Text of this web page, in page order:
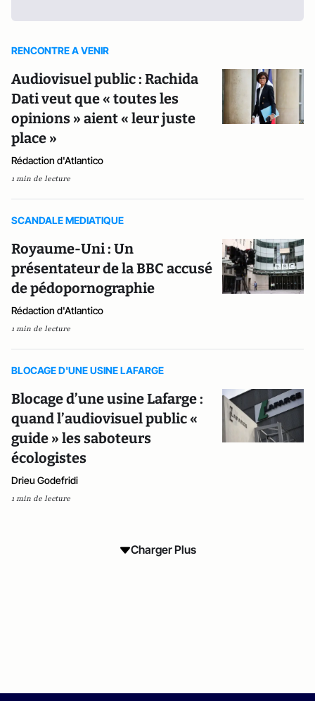
RENCONTRE A VENIR
Audiovisuel public : Rachida
Dati veut que « toutes les
opinions » aient « leur juste
place »
Rédaction d'Atlantico
1 min de lecture
SCANDALE MEDIATIQUE
Royaume-Uni : Un
présentateur de la BBC accusé
de pédopornographie
Rédaction d'Atlantico
1 min de lecture
BLOCAGE D'UNE USINE LAFARGE
Blocage d’une usine Lafarge :
quand l’audiovisuel public «
guide » les saboteurs
écologistes
Drieu Godefridi
1 min de lecture
Charger Plus